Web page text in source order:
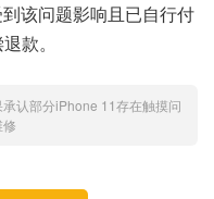
该问题影响且已自行付
款。
承认部分iPhone 11存在触摸问